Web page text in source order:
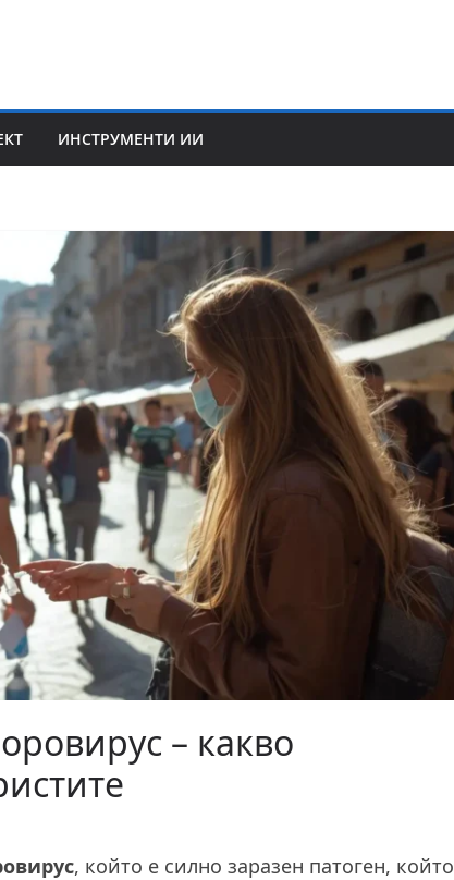
ИНСТРУМЕНТИ ИИ
– какво
, който е силно заразен патоген, който